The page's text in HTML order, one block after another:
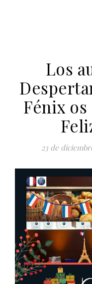
Los
Fénix os
23 de